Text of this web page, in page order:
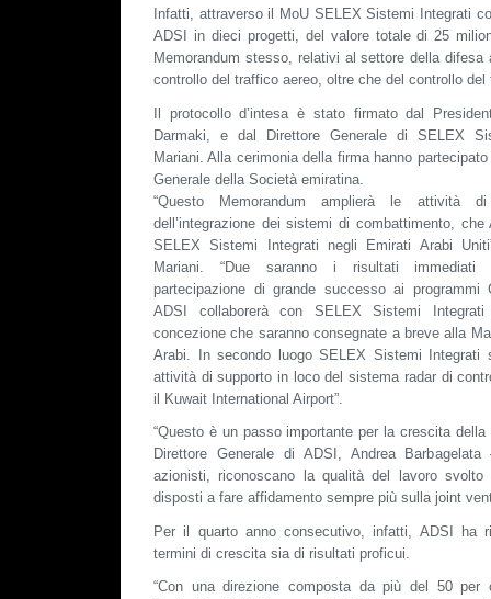
Infatti, attraverso il MoU SELEX Sistemi Integrati
ADSI in dieci progetti, del valore totale di 25
Memorandum stesso, relativi al settore della
controllo del traffico aereo, oltre che del controllo
Il protocollo d’intesa è stato firmato dal
Darmaki, e dal Direttore Generale di SELEX
Mariani. Alla cerimonia della firma hanno
Generale della Società emiratina.
“Questo Memorandum amplierà le attività
dell’integrazione dei sistemi di combattimento,
SELEX Sistemi Integrati negli Emirati Arabi
Mariani. “Due saranno i risultati immediati
partecipazione di grande successo ai programmi
ADSI collaborerà con SELEX Sistemi
concezione che saranno consegnate a breve alla
Arabi. In secondo luogo SELEX Sistemi Integrati
attività di supporto in loco del sistema radar di
il Kuwait International Airport”.
“Questo è un passo importante per la crescita
Direttore Generale di ADSI, Andrea
azionisti, riconoscano la qualità del lavoro
disposti a fare affidamento sempre più sulla joint
Per il quarto anno consecutivo, infatti, ADSI ha
termini di crescita sia di risultati proficui.
“Con una direzione composta da più del 50 per